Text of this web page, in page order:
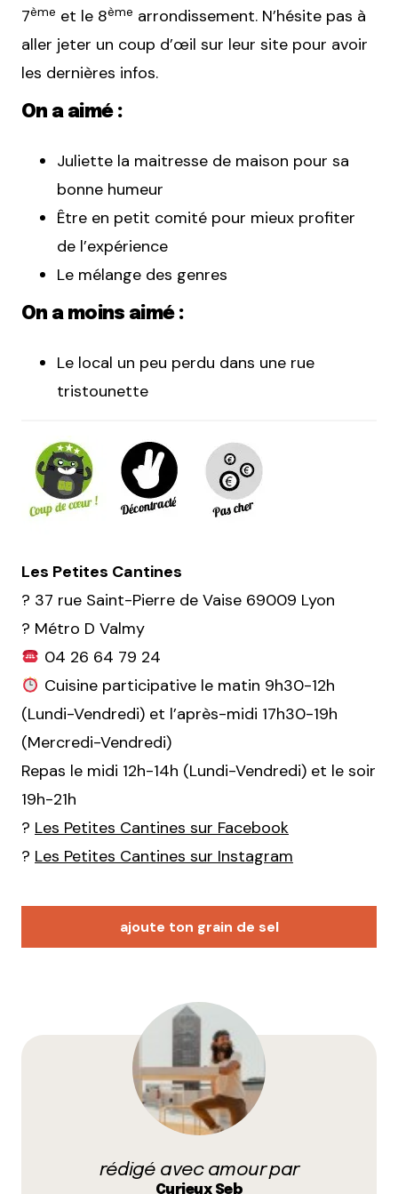
7ème et le 8ème arrondissement. N’hésite pas à
aller jeter un coup d’œil sur leur site pour avoir
les dernières infos.
On a aimé :
Juliette la maitresse de maison pour sa
bonne humeur
Être en petit comité pour mieux profiter
de l’expérience
Le mélange des genres
On a moins aimé :
Le local un peu perdu dans une rue
tristounette
Les Petites Cantines
? 37 rue Saint-Pierre de Vaise 69009 Lyon
? Métro D Valmy
04 26 64 79 24
Cuisine participative le matin 9h30-12h
(Lundi-Vendredi) et l’après-midi 17h30-19h
(Mercredi-Vendredi)
Repas le midi 12h-14h (Lundi-Vendredi) et le soir
19h-21h
? Les Petites Cantines sur Facebook
? Les Petites Cantines sur Instagram
ajoute ton grain de sel
Votre adresse e-mail ne sera pas publiée.
champs obligatoires sont indiqués avec
Prévenez-moi de tous les nouveaux commentaires
rédigé avec amour par
Curieux Seb